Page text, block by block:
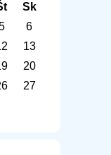
Sk
6
13
20
27